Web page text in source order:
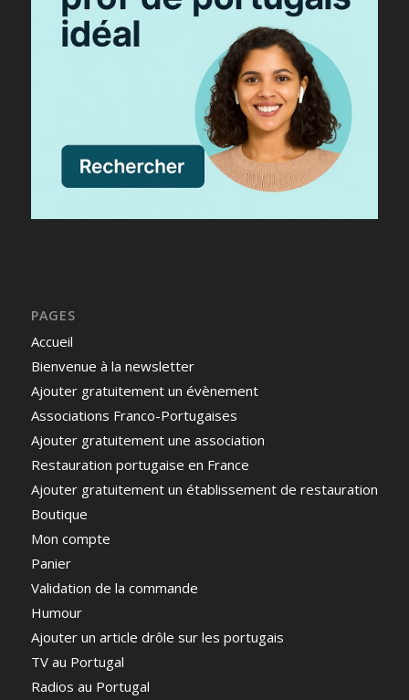
PAGES
Accueil
Bienvenue à la newsletter
Ajouter gratuitement un évènement
Associations Franco-Portugaises
Ajouter gratuitement une association
Restauration portugaise en France
Ajouter gratuitement un établissement de restauration
Boutique
Mon compte
Panier
Validation de la commande
Humour
Ajouter un article drôle sur les portugais
TV au Portugal
Radios au Portugal